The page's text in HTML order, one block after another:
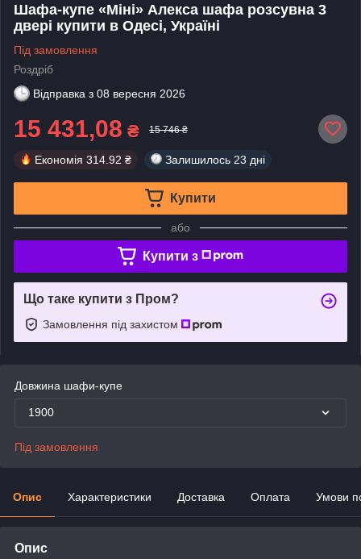
Шафа-купе «Міні» Алекса шафа розсувна 3
двері купити в Одесі, Україні
Під замовлення
Роздріб
Відправка з 08 вересня 2026
15 431,08 ₴ 15 746 ₴
Економія 314.92 ₴ Залишилось 23 дні
Купити
або
Купити з
Що таке купити з Пром?
Замовлення під захистом
Довжина шафи-купе
1900
Під замовлення
Опис Характеристики Доставка Оплата Умови
Опис